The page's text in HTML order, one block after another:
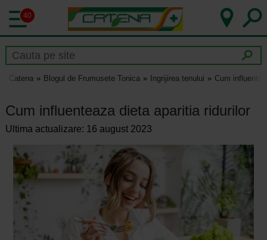
40
Catena Blogul de Frumusete Tonica Ingrijirea tenului Cum
Cum influenteaza dieta aparitia ridurilor
Ultima actualizare: 16 august 2023